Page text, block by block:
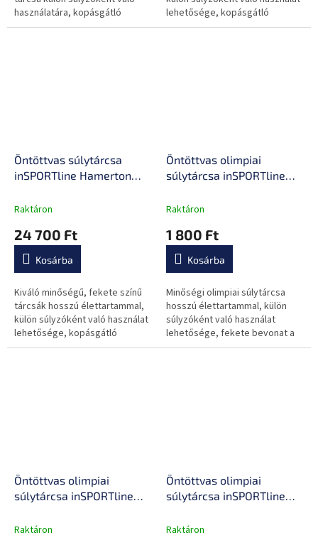
használatára, kopásgátló
felületkezelés, kiváló ár/érték
lehetősége, kopásgátló
bevonattal.
Öntöttvas súlytárcsa
inSPORTline Hamerton
kopásgátló bevonat,
hosszú élettartam
Raktáron
24 700 Ft
Kosárba
Kiváló minőségű, fekete színű
tárcsák hosszú élettartammal,
külön súlyzóként való használat
lehetősége, kopásgátló
bevonattal.
Öntöttvas olimpiai
súlytárcsa inSPORTline
mm, kopásgátló bevonat,
Raktáron
1 800 Ft
Kosárba
Minőségi olimpiai súlytárcsa
hosszú élettartammal, külön
súlyzóként való használat
lehetősége, fekete bevonat a
kopás ellen.
Öntöttvas olimpiai
súlytárcsa inSPORTline
mm, kopásgátló bevonat,
Raktáron
Öntöttvas olimpiai
súlytárcsa inSPORTline
mm, kopásgátló bevonat,
Raktáron